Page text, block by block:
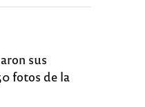
sus
fotos de la